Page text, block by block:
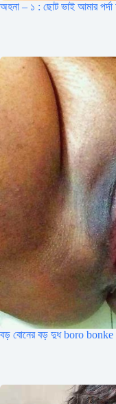
অহনা – ১ : ছোট ভাই আমার পর্দা
বড় বোনের বড় দুধ boro